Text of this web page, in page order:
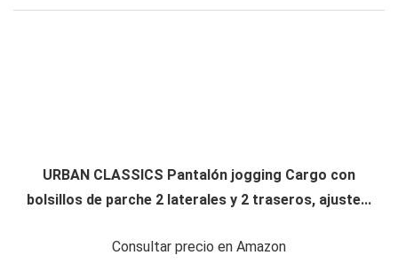
URBAN CLASSICS Pantalón jogging Cargo con
bolsillos de parche 2 laterales y 2 traseros, ajuste...
Consultar precio en Amazon